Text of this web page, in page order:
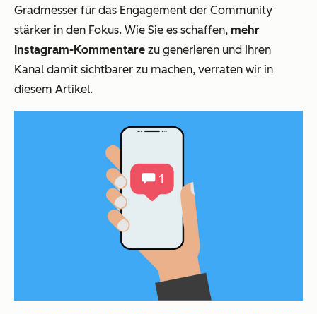
Gradmesser für das Engagement der Community
stärker in den Fokus. Wie Sie es schaffen, mehr
Instagram-Kommentare zu generieren und Ihren
Kanal damit sichtbarer zu machen, verraten wir in
diesem Artikel.